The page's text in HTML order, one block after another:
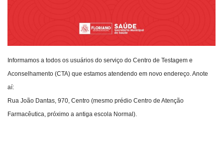
Informamos a todos os usuários do serviço do Centro de Testagem e
Aconselhamento (CTA) que estamos atendendo em novo endereço. Anote
aí:
Rua João Dantas, 970, Centro (mesmo prédio Centro de Atenção
Farmacêutica, próximo a antiga escola Normal).